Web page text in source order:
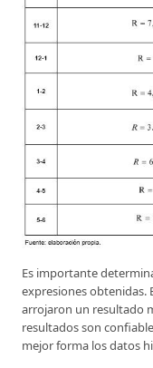
Es importante
expresiones obtenidas.
arrojaron un resultado
resultados son
mejor forma los datos